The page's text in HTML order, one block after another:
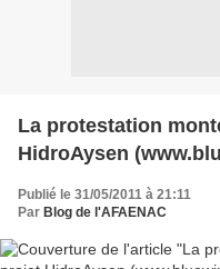
La protestation
HidroAysen
Publié le 31/05/2011 à 21:11
Par Blog de l'AFAENAC